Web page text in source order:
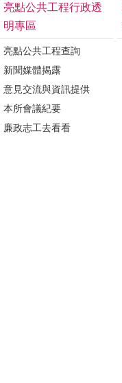
亮點公共工程行政透
明專區
亮點公共工程查詢
新聞媒體揭露
意見交流與資訊提供
本所會議紀要
廉政志工去看看